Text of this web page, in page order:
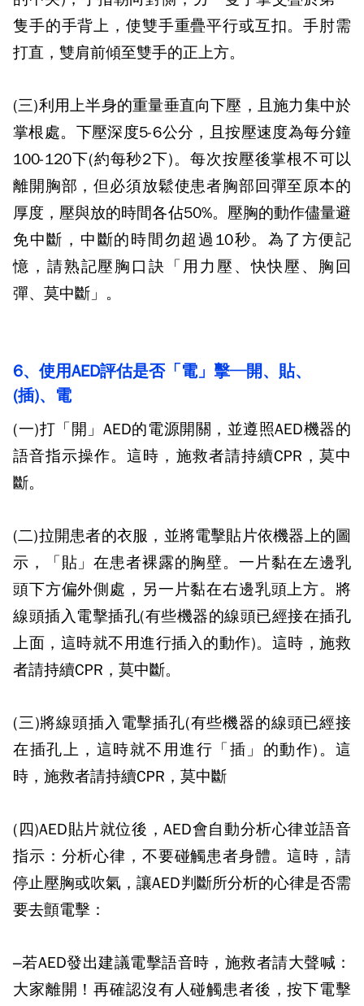
隻手的手背上，使雙手重疊平行或互扣。手肘需
打直，雙肩前傾至雙手的正上方。
(三)利用上半身的重量垂直向下壓，且施力集中於
掌根處。下壓深度5-6公分，且按壓速度為每分鐘
100-120下(約每秒2下)。每次按壓後掌根不可以
離開胸部，但必須放鬆使患者胸部回彈至原本的
厚度，壓與放的時間各佔50%。壓胸的動作儘量避
免中斷，中斷的時間勿超過10秒。為了方便記
憶，請熟記壓胸口訣「用力壓、快快壓、胸回
彈、莫中斷」。
6、使用AED評估是否「電」擊─開、貼、
(插)、電
(一)打「開」 AED的電源開關，並遵照AED機器的
語音指示操作。這時，施救者請持續CPR ，莫中
斷。
(二)拉開患者的衣服，並將電擊貼片依機器上的圖
示，「貼」在患者裸露的胸壁。一片黏在左邊乳
頭下方偏外側處，另一片黏在右邊乳頭上方。將
線頭插入電擊插孔(有些機器的線頭已經接在插孔
上面，這時就不用進行插入的動作)。這時，施救
者請持續CPR ，莫中斷。
(三)將線頭插入電擊插孔(有些機器的線頭已經接
在插孔上，這時就不用進行「插」的動作) 。這
時，施救者請持續CPR ，莫中斷
(四)AED貼片就位後，AED會自動分析心律並語音
指示：分析心律，不要碰觸患者身體。這時，請
停止壓胸或吹氣，讓AED判斷所分析的心律是否需
要去顫電擊：
–若AED發出建議電擊語音時，施救者請大聲喊：
大家離開！再確認沒有人碰觸患者後，按下電擊